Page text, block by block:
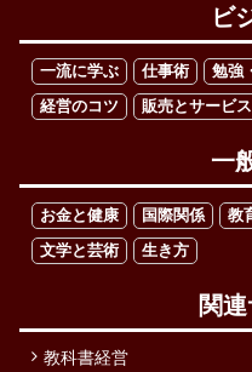
ビ
一流に学ぶ 仕事術 勉強
経営のコツ
販売とサービス
一
お金と健康 国際関係 教
文学と芸術
生き方
関
教科書経営